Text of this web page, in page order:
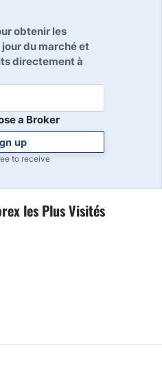
obtenir les
du marché et
directement à
a Broker
up
to receive
les Plus Visités